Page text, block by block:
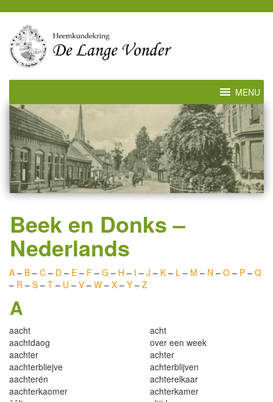
MENU
Beek en Donks –
Nederlands
A – B – C – D – E – F – G – H – I – J – K – L – M – N – O – P – Q
– R – S – T – U – V – W – X – Y – Z
A
aacht
acht
aachtdaog
over een week
aachter
achter
aachterbliejve
achterblijven
aachterén
achterelkaar
aachterkaomer
achterkamer